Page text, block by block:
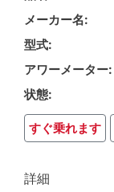
メーカー名
型式
アワーメーター
状態
すぐ乗れます
詳細